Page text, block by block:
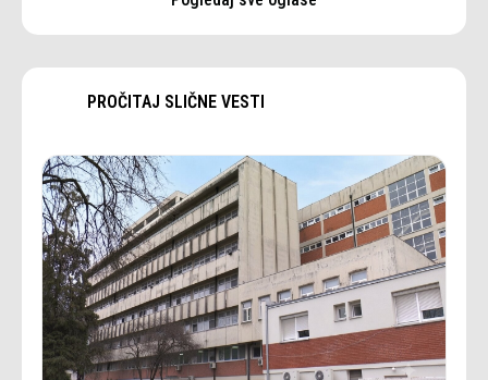
PROČITAJ SLIČNE VESTI